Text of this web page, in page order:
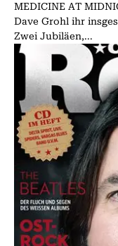
MEDICINE AT
Dave Grohl ihr
Zwei Jubiläen,...